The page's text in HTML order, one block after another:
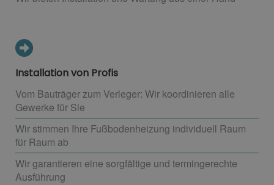
Installation von Profis
Vom Bauträger zum Verleger: Wir koordinieren alle
Gewerke für Sie
Wir stimmen Ihre Fußbodenheizung individuell Raum
für Raum ab
Wir garantieren eine sorgfältige und termingerechte
Ausführung